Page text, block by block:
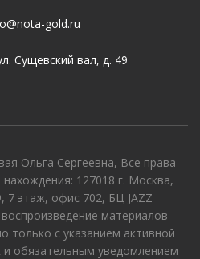
gold.ru
Сущевский вал, д. 49
Ольга Сергеевна, Все права
127018 г. Москва,
7 этаж, офис 702, БЦ JAZZ
материалов
только с указанием активной
и обязательным уведомлением